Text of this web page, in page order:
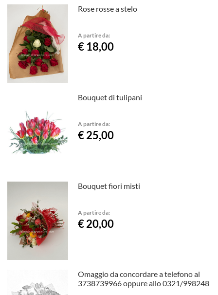
Rose rosse a stelo
A partire da:
€ 18,00
Bouquet di tulipani
A partire da:
€ 25,00
Bouquet fiori misti
A partire da:
€ 20,00
Omaggio da concordare a telefono al
3738739966 oppure allo 0321/998248